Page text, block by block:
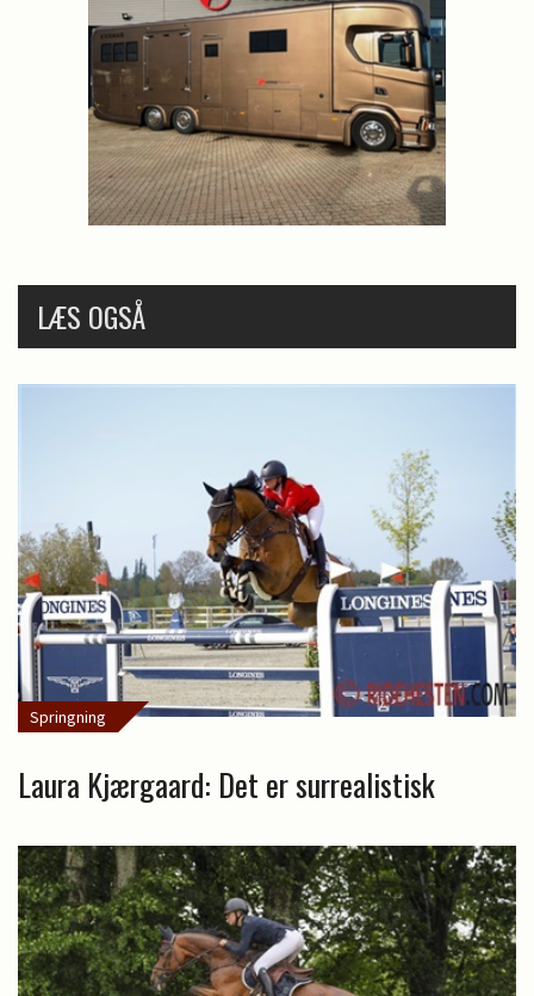
LÆS OGSÅ
Springning
Laura Kjærgaard: Det er surrealistisk